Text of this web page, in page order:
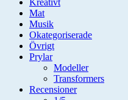
Kreativt
Mat
Musik
Okategoriserade
Övrigt
Prylar
Modeller
Transformers
Recensioner